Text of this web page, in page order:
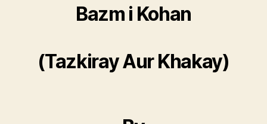
Bazm i Kohan
(Tazkiray Aur Khakay)